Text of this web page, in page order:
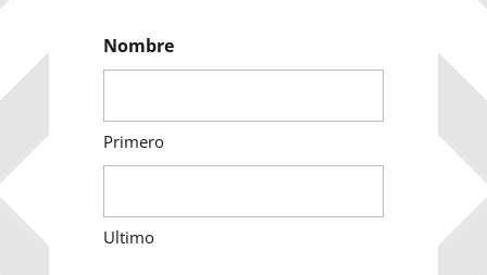
Nombre
Primero
Ultimo